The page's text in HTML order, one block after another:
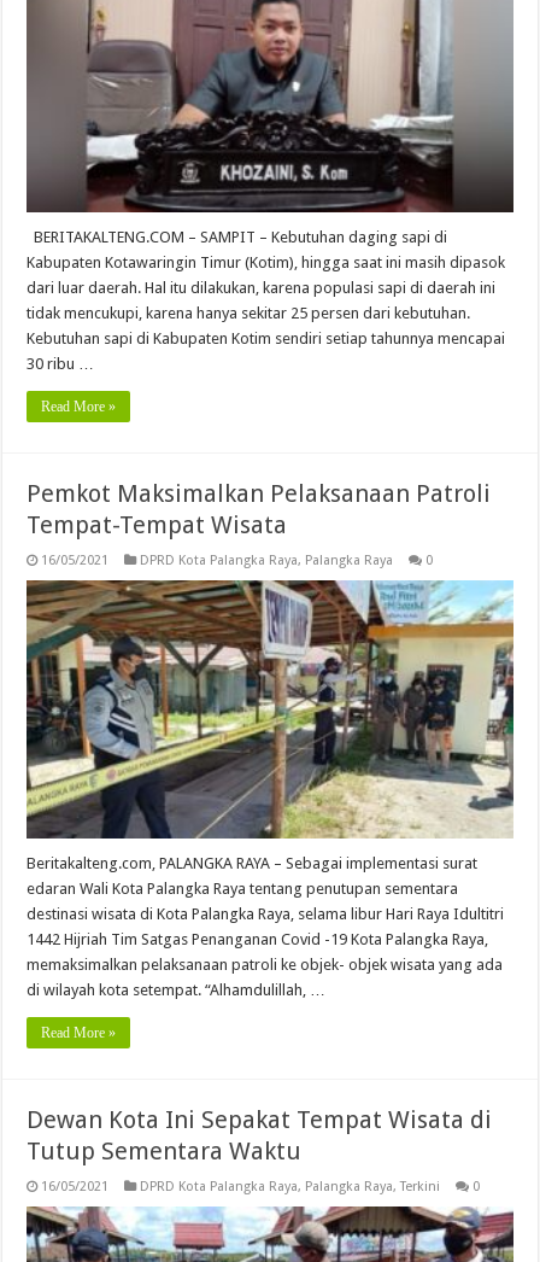
BERITAKALTENG.COM – SAMPIT – Kebutuhan daging sapi di
Kabupaten Kotawaringin Timur (Kotim), hingga saat ini masih dipasok
dari luar daerah. Hal itu dilakukan, karena populasi sapi di daerah ini
tidak mencukupi, karena hanya sekitar 25 persen dari kebutuhan.
Kebutuhan sapi di Kabupaten Kotim sendiri setiap tahunnya mencapai
30 ribu …
Read More »
Pemkot Maksimalkan Pelaksanaan Patroli
Tempat-Tempat Wisata
16/05/2021 DPRD Kota Palangka Raya, Palangka Raya 0
Beritakalteng.com, PALANGKA RAYA – Sebagai implementasi surat
edaran Wali Kota Palangka Raya tentang penutupan sementara
destinasi wisata di Kota Palangka Raya, selama libur Hari Raya Idultitri
1442 Hijriah Tim Satgas Penanganan Covid -19 Kota Palangka Raya,
memaksimalkan pelaksanaan patroli ke objek- objek wisata yang ada
di wilayah kota setempat. “Alhamdulillah, …
Read More »
Dewan Kota Ini Sepakat Tempat Wisata di
Tutup Sementara Waktu
16/05/2021 DPRD Kota Palangka Raya, Palangka Raya,Terkini 0